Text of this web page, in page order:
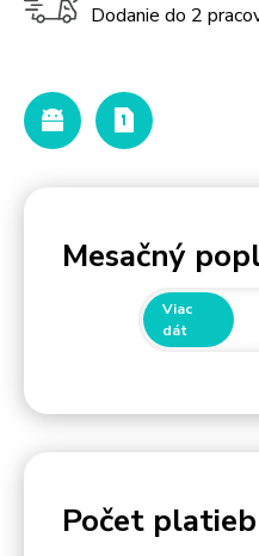
Dodanie do 2
Mesačný
Viac
dát
Počet